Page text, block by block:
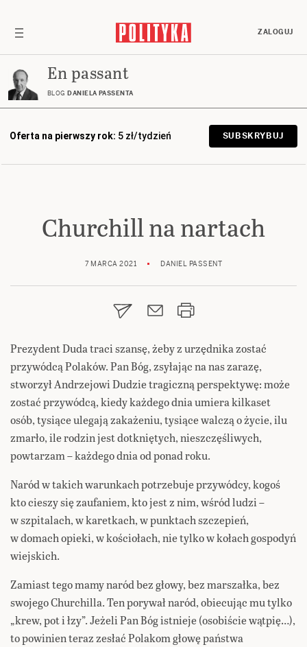
ZALOGUJ
En passant
BLOG DANIELA PASSENTA
Oferta na pierwszy rok: 5 zł/tydzień SUBSKRYBUJ
Churchill na nartach
7 MARCA 2021 DANIEL PASSENT
Prezydent Duda traci szansę, żeby z urzędnika zostać
przywódcą Polaków. Pan Bóg, zsyłając na nas zarazę,
stworzył Andrzejowi Dudzie tragiczną perspektywę: może
zostać przywódcą, kiedy każdego dnia umiera kilkaset
osób, tysiące ulegają zakażeniu, tysiące walczą o życie, ilu
zmarło, ile rodzin jest dotkniętych, nieszczęśliwych,
powtarzam – każdego dnia od ponad roku.
Naród w takich warunkach potrzebuje przywódcy, kogoś
kto cieszy się zaufaniem, kto jest z nim, wśród ludzi –
w szpitalach, w karetkach, w punktach szczepień,
w domach opieki, w kościołach, nie tylko w kołach gospodyń
wiejskich.
Zamiast tego mamy naród bez głowy, bez marszałka, bez
swojego Churchilla. Ten porywał naród, obiecując mu tylko
„krew, pot i łzy”. Jeżeli Pan Bóg istnieje (osobiście wątpię…),
to powinien teraz zesłać Polakom głowę państwa